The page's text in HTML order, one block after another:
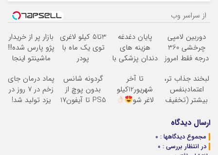
از سراسر وب
دوربین لامپی
چرخشی 360
درجه فقط امروز
پرداخت درب
منزل
پایان دغدغه
هزینه های
دندان پزشکی با
خانگی
3تا5 کیلو لاغری
توی یک ماه با
پودر
محدود)
بازار پر از خریدار
پژو پارس شده!!!
ماشینتو اینجا
بفروش
لبخند جذاب تر،
اعتمادبنفس
بیشتر (تخفیف
تا آخر
شهریور12کیلو
لاغر شو
گردونه شانس
بدون پوچ از
PS5 تا آیفون17
پماد درمان جای
زخم در ۷ روز در
یزد تولید شد!
ارسال دیدگاه
مجموع دیدگاهها : 0
در انتظار بررسی : 0